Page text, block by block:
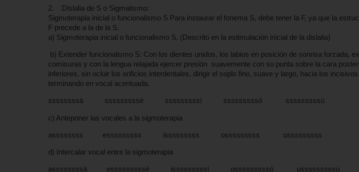
2. Dislalia de S o Sigmatismo:
Sigmoterapia inicial o funcionalismo S Para instaurar el fonema S, debe tener la F, ya que la
F precede a la de la S.
a) Sigmoterapia inicial o funcionalismo S. (Descrito en la estimulación inicial de la dislalia)
b) Extender funcionalismo S: Con los dientes unidos, los labios en posición de sonrisa forzada,
comisuras y con la lengua relajada ejercer presión suavemente con su punta sobre la cara
inferiores, sin ocluir los orificios interdentales, dirigir el soplo fino, suave y largo, hacia los
terminando en vocal acentuada.
ssssssssá sssssssssé sssssssssí sssssssssó sssssssssú
c) Anteponer las vocales a la sigmoterapia
assssssss esssssssss isssssssss osssssssss usssssssss
d) Intercalar vocal entre la sigmoterapia
assssssssá esssssssssé isssssssssí osssssssssó usssssssssú